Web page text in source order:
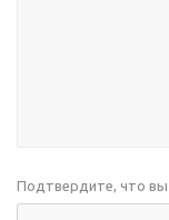
Подтвердите, что